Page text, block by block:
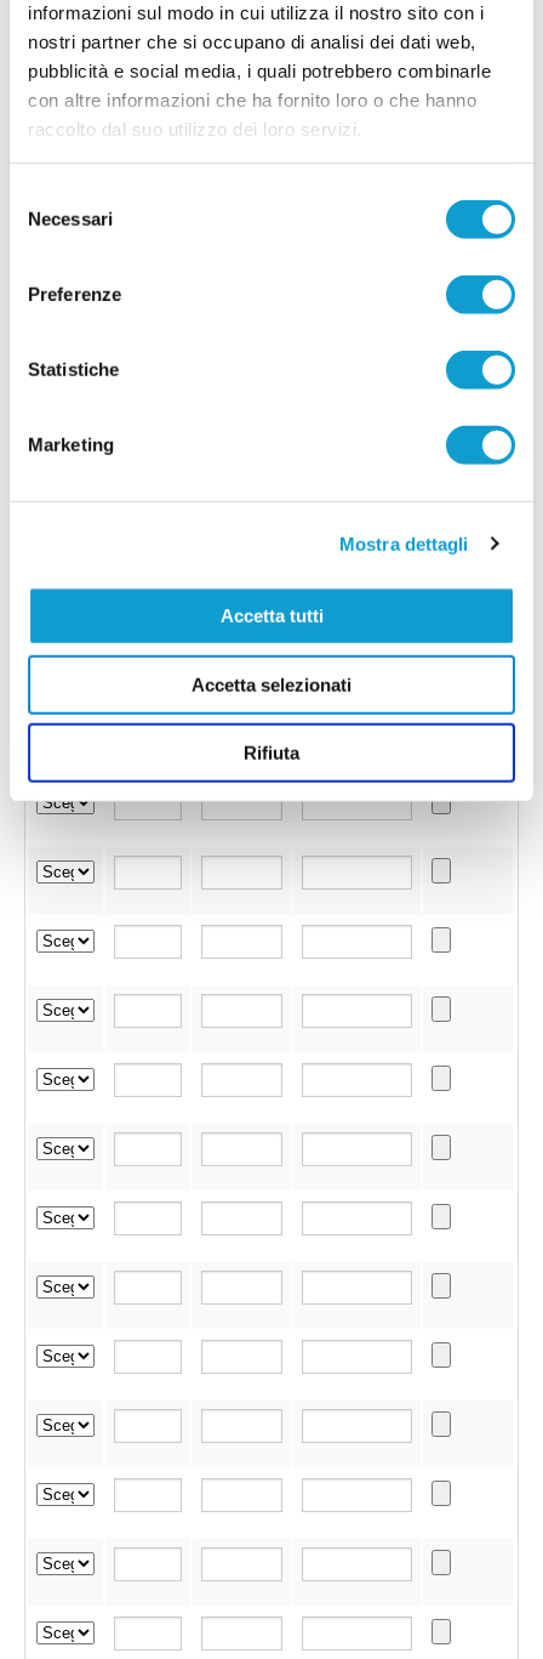
informazioni sul modo in cui utilizza il nostro sito con i
nostri partner che si occupano di analisi dei dati web,
pubblicità e social media, i quali potrebbero combinarle
con altre informazioni che ha fornito loro o che hanno
raccolto dal suo utilizzo dei loro servizi.
delNecessari
Preferenze
Statistiche
Marketing
Mostra dettagli
Accetta tutti
Accetta selezionati
Rifiuta